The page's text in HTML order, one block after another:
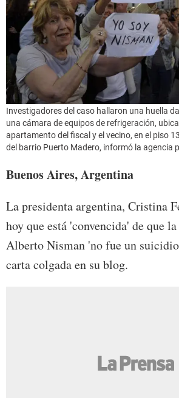
Investigadores del caso hallaron una huella
una cámara de equipos de refrigeración,
apartamento del fiscal y el vecino, en el piso
del barrio Puerto Madero, informó la agencia
Buenos Aires, Argentina
La presidenta argentina, Cristina
hoy que está 'convencida' de que
Alberto Nisman 'no fue un
carta colgada en su blog.